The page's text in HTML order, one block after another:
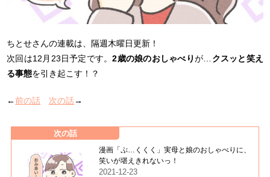
ちとせさんの連載は、隔週木曜日更新！
次回は12月23日予定です。2歳の娘のおしゃべりが…
クスッと笑え
る事態を引き起こす！？
←前の話 次の話→
次の話
漫画「ぷ…くくく」実母と娘のおしゃべりに、
笑いが堪えきれないっ！
2021-12-23